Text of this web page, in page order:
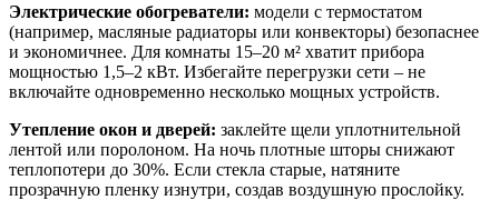
Электрические обогреватели: модели с термостатом
(например, масляные радиаторы или конвекторы) безопаснее
и экономичнее. Для комнаты 15–20 м² хватит прибора
мощностью 1,5–2 кВт. Избегайте перегрузки сети – не
включайте одновременно несколько мощных устройств.
Утепление окон и дверей: заклейте щели уплотнительной
лентой или поролоном. На ночь плотные шторы снижают
теплопотери до 30%. Если стекла старые, натяните
прозрачную пленку изнутри, создав воздушную прослойку.